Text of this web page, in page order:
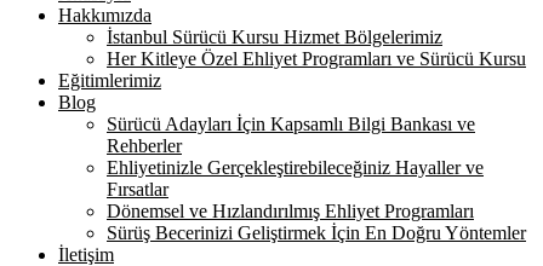
Hakkımızda
İstanbul Sürücü Kursu Hizmet Bölgelerimiz
Her Kitleye Özel Ehliyet Programları ve Sürücü Kursu
Eğitimlerimiz
Blog
Sürücü Adayları İçin Kapsamlı Bilgi Bankası ve
Rehberler
Ehliyetinizle Gerçekleştirebileceğiniz Hayaller ve
Fırsatlar
Dönemsel ve Hızlandırılmış Ehliyet Programları
Sürüş Becerinizi Geliştirmek İçin En Doğru Yöntemler
İletişim